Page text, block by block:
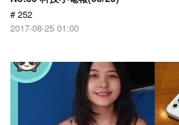
# 252
2017-08-25 01:00